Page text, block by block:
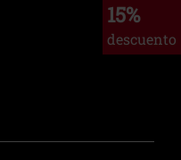
15%
descuento